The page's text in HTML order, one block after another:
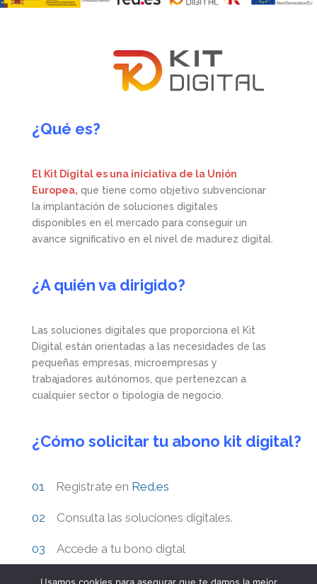
¿Qué es?
El Kit Digital es una iniciativa de la Unión
Europea, que tiene como objetivo subvencionar
la implantación de soluciones digitales
disponibles en el mercado para conseguir un
avance significativo en el nivel de madurez digital.
¿A quién va dirigido?
Las soluciones digitales que proporciona el Kit
Digital están orientadas a las necesidades de las
pequeñas empresas, microempresas y
trabajadores autónomos, que pertenezcan a
cualquier sector o tipología de negocio.
¿Cómo solicitar tu abono kit digital?
Registrate en Red.es
Consulta las soluciones digitales.
Accede a tu bono digtal